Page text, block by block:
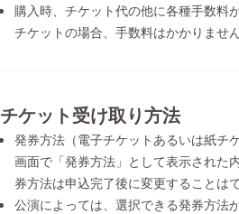
購入時、チケット代の他に各種手数料
チケットの場合、手数料はかかりません
チケット受け取り方法
発券方法（電子チケットあるいは紙チ
画面で「発券方法」として表示された
券方法は申込完了後に変更することは
公演によっては、選択できる発券方法